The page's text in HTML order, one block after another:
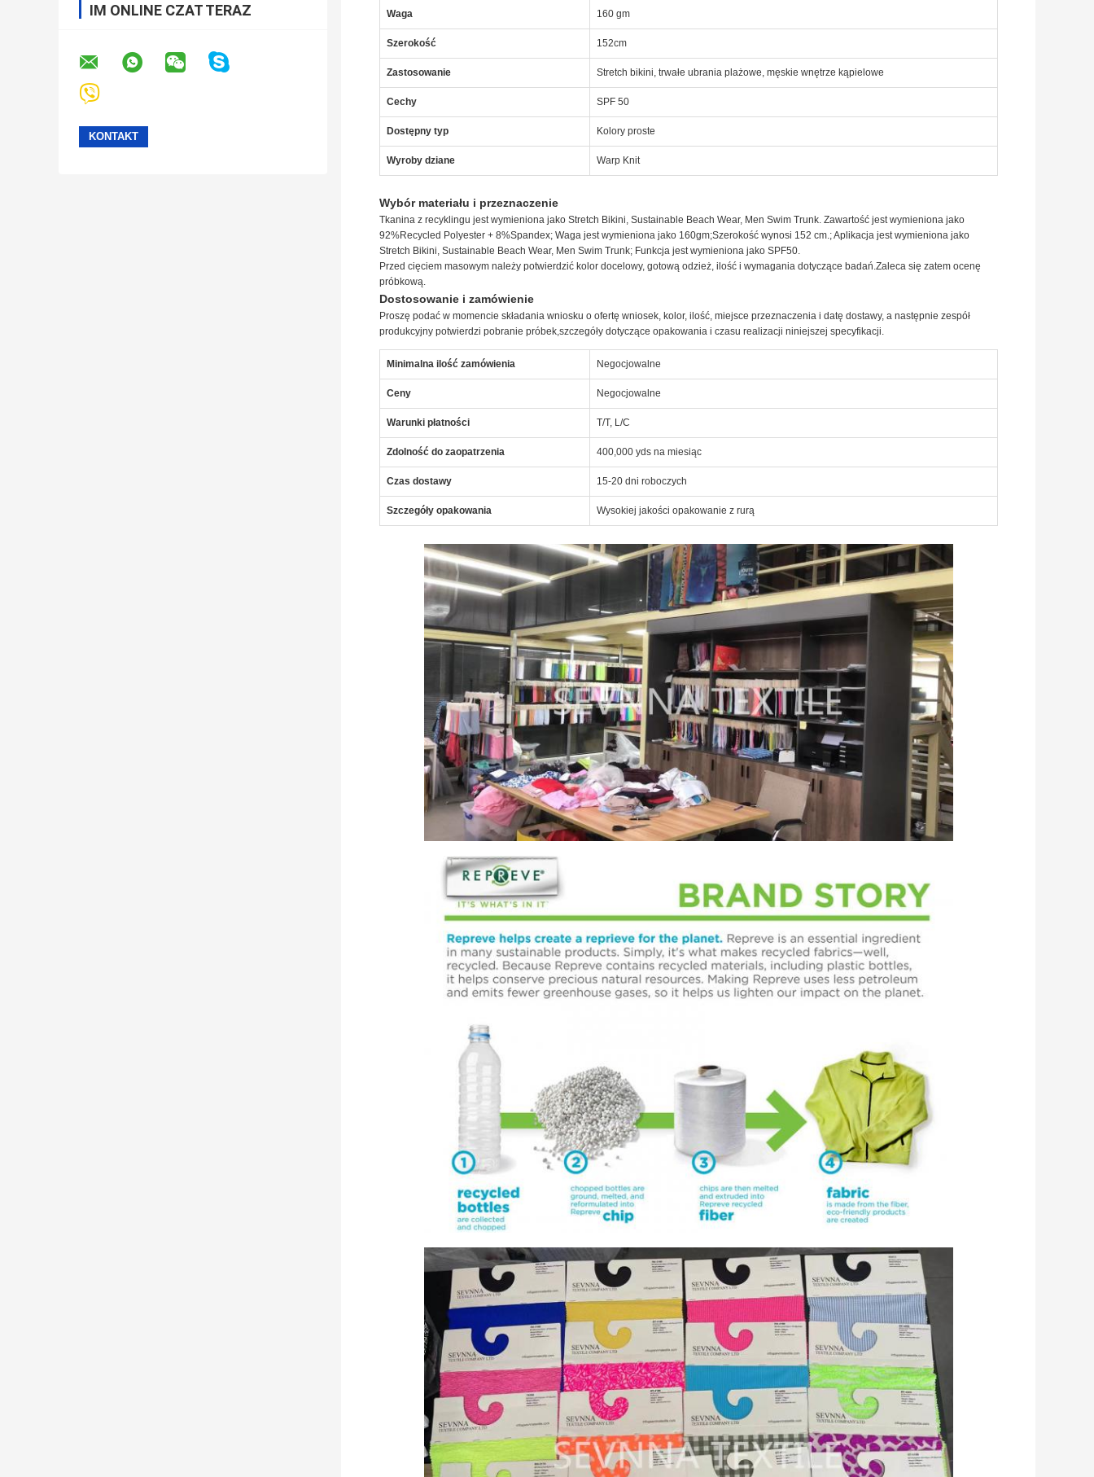
IM ONLINE CZAT TERAZ Waga 160 gm
Szerokość 152cm
Zastosowanie Stretch bikini, trwałe ubrania plażowe, męskie wnętrze kąpielowe
Cechy SPF 50
Dostępny typ Kolory proste
Wyroby dziane Warp Knit
Wybór materiału i przeznaczenie
Tkanina z recyklingu jest wymieniona jako Stretch Bikini, Sustainable Beach Wear, Men Swim Trunk. Zawartość jest wymieniona jako
92%Recycled Polyester + 8%Spandex; Waga jest wymieniona jako 160gm;Szerokość wynosi 152 cm.; Aplikacja jest wymieniona jako
Stretch Bikini, Sustainable Beach Wear, Men Swim Trunk; Funkcja jest wymieniona jako SPF50.
Przed cięciem masowym należy potwierdzić kolor docelowy, gotową odzież, ilość i wymagania dotyczące badań.Zaleca się zatem ocenę
próbkową.
Dostosowanie i zamówienie
Proszę podać w momencie składania wniosku o ofertę wniosek, kolor, ilość, miejsce przeznaczenia i datę dostawy, a następnie zespół
produkcyjny potwierdzi pobranie próbek,szczegóły dotyczące opakowania i czasu realizacji niniejszej specyfikacji.
Minimalna ilość zamówienia Negocjowalne
Ceny Negocjowalne
Warunki płatności T/T, L/C
Zdolność do zaopatrzenia 400,000 yds na miesiąc
Czas dostawy 15-20 dni roboczych
Szczegóły opakowania Wysokiej jakości opakowanie z rurą